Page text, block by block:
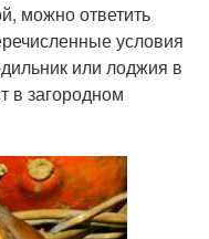
можно ответить
условия
или лоджия в
в загородном